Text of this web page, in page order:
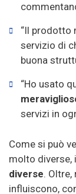
“Il prodotto
servizio di
buona
“Ho usato
servizi in
Come si può
molto diverse,
diverse.
influiscono,